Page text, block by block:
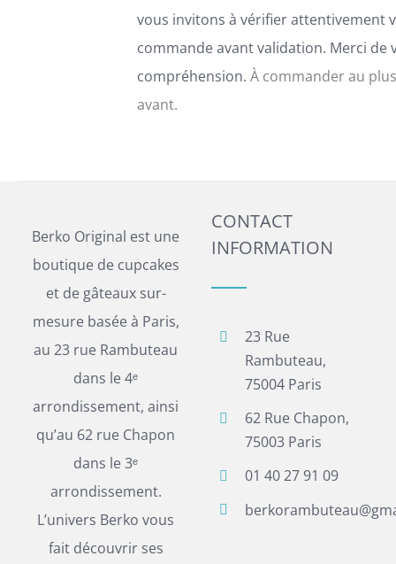
vous invitons à vérifier attentivement
commande avant validation. Merci de
compréhension. À commander au
avant.
Berko Original est une
boutique de cupcakes
et de gâteaux sur-
mesure basée à Paris,
au 23 rue Rambuteau
dans le 4ᵉ
arrondissement, ainsi
qu’au 62 rue Chapon
dans le 3ᵉ
arrondissement.
L’univers Berko vous
fait découvrir ses
CONTACT
INFORMATION
23 Rue
Rambuteau,
75004 Paris
62 Rue Chapon,
75003 Paris
01 40 27 91 09